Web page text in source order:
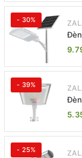
- 30%
- 39%
ZL-
- 25%